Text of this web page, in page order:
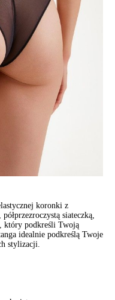
koronki z
siateczką,
który podkreśli Twoją
idealnie podkreślą Twoje
stylizacji.